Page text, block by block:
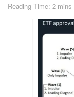
Reading Time: 2 mins